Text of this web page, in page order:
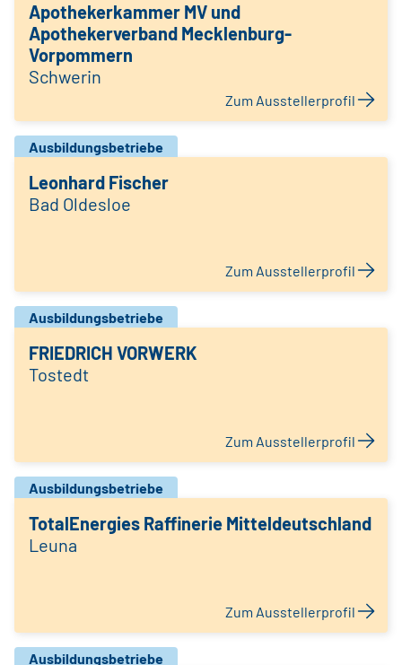
Apothekerkammer MV und
Apothekerverband Mecklenburg-
Vorpommern
Schwerin
Zum Ausstellerprofil
Ausbildungsbetriebe
Leonhard Fischer
Bad Oldesloe
Zum Ausstellerprofil
Ausbildungsbetriebe
FRIEDRICH VORWERK
Tostedt
Zum Ausstellerprofil
Ausbildungsbetriebe
TotalEnergies Raffinerie Mitteldeutschland
Leuna
Zum Ausstellerprofil
Ausbildungsbetriebe